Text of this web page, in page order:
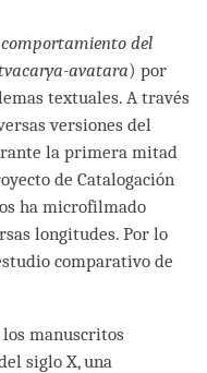
del
avatara) por
textuales. A través
versiones del
la primera mitad
de Catalogación
ha microfilmado
longitudes. Por lo
comparativo de
manuscritos
siglo X, una